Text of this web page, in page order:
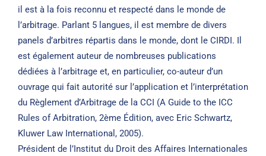
il est à la fois reconnu et respecté dans le monde de
l’arbitrage. Parlant 5 langues, il est membre de divers
panels d’arbitres répartis dans le monde, dont le CIRDI. Il
est également auteur de nombreuses publications
dédiées à l’arbitrage et, en particulier, co-auteur d’un
ouvrage qui fait autorité sur l’application et l’interprétation
du Règlement d’Arbitrage de la CCI (A Guide to the ICC
Rules of Arbitration, 2ème Édition, avec Eric Schwartz,
Kluwer Law International, 2005).
Président de l’Institut du Droit des Affaires Internationales